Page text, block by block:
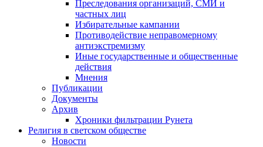
Преследования организаций, СМИ и
частных лиц
Избирательные кампании
Противодействие неправомерному
антиэкстремизму
Иные государственные и общественные
действия
Мнения
Публикации
Документы
Архив
Хроники фильтрации Рунета
Религия в светском обществе
Новости